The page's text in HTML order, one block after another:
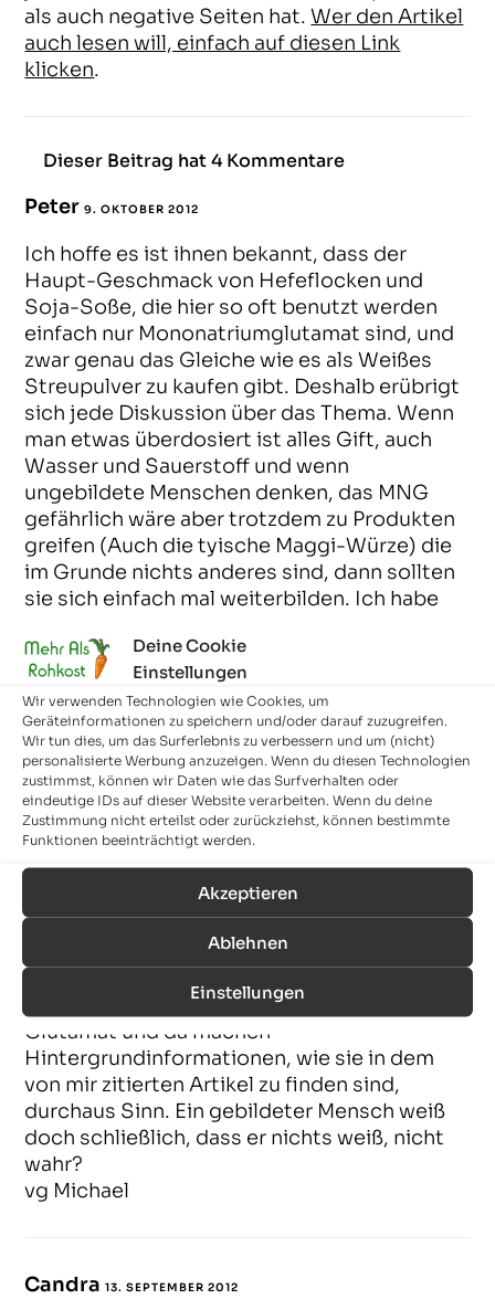
Deine Cookie
Einstellungen
Wir verwenden Technologien wie Cookies, um
Geräteinformationen zu speichern und/oder darauf zuzugreifen.
Wir tun dies, um das Surferlebnis zu verbessern und um (nicht)
personalisierte Werbung anzuzeigen. Wenn du diesen Technologien
zustimmst, können wir Daten wie das Surfverhalten oder
eindeutige IDs auf dieser Website verarbeiten. Wenn du deine
Zustimmung nicht erteilst oder zurückziehst, können bestimmte
Funktionen beeinträchtigt werden.
Akzeptieren
Ablehnen
Einstellungen
als auch negative Seiten hat.Wer den Artikel
auch lesen will, einfach auf diesen Link
klicken.
Dieser Beitrag hat 4 Kommentare
Peter9. OKTOBER 2012
Ich hoffe es ist ihnen bekannt, dass der
Haupt-Geschmack von Hefeflocken und
Soja-Soße, die hier so oft benutzt werden
einfach nur Mononatriumglutamat sind, und
zwar genau das Gleiche wie es als Weißes
Streupulver zu kaufen gibt. Deshalb erübrigt
sich jede Diskussion über das Thema. Wenn
man etwas überdosiert ist alles Gift, auch
Wasser und Sauerstoff und wenn
ungebildete Menschen denken, das MNG
gefährlich wäre aber trotzdem zu Produkten
greifen (Auch die tyische Maggi-Würze) die
im Grunde nichts anderes sind, dann sollten
sie sich einfach mal weiterbilden. Ich habe
gekauft und kann mir seither jegliche
abssolut überteuerten Hefeflocken (die ja
nichts anderes als getrocknete Hefepilze
sind und nun absolut keine anderen
“gesunden” Stoffe in großen Mengen
enthalten) einfach sparen. Bon Appetit.
Hallo Peter,
ich denke nicht, dass sich jede Diskussion
existiert einfach zu viel Unwissen über
Glutamat und da machen
Hintergrundinformationen, wie sie in dem
von mir zitierten Artikel zu finden sind,
durchaus Sinn. Ein gebildeter Mensch weiß
doch schließlich, dass er nichts weiß, nicht
wahr?
vg Michael
Candra 13. SEPTEMBER 2012